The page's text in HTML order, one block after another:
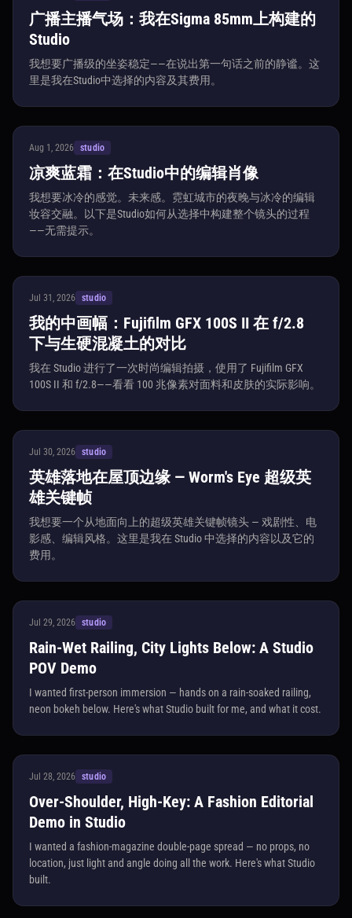
广播主播气场：我在Sigma 85mm上构建的
Studio
我想要广播级的坐姿稳定——在说出第一句话之前的静谧。这
里是我在Studio中选择的内容及其费用。
Aug 1, 2026 studio
凉爽蓝霜：在Studio中的编辑肖像
我想要冰冷的感觉。未来感。霓虹城市的夜晚与冰冷的编辑
妆容交融。以下是Studio如何从选择中构建整个镜头的过程
——无需提示。
Jul 31, 2026 studio
我的中画幅：Fujifilm GFX 100S II 在 f/2.8
下与生硬混凝土的对比
我在 Studio 进行了一次时尚编辑拍摄，使用了 Fujifilm GFX
100S II 和 f/2.8——看看 100 兆像素对面料和皮肤的实际影响。
Jul 30, 2026 studio
英雄落地在屋顶边缘 — Worm's Eye 超级英
雄关键帧
我想要一个从地面向上的超级英雄关键帧镜头 — 戏剧性、电
影感、编辑风格。这里是我在 Studio 中选择的内容以及它的
费用。
Jul 29, 2026 studio
Rain-Wet Railing, City Lights Below: A Studio
POV Demo
I wanted first-person immersion — hands on a rain-soaked railing,
neon bokeh below. Here's what Studio built for me, and what it cost.
Jul 28, 2026 studio
Over-Shoulder, High-Key: A Fashion Editorial
Demo in Studio
I wanted a fashion-magazine double-page spread — no props, no
location, just light and angle doing all the work. Here's what Studio
built.